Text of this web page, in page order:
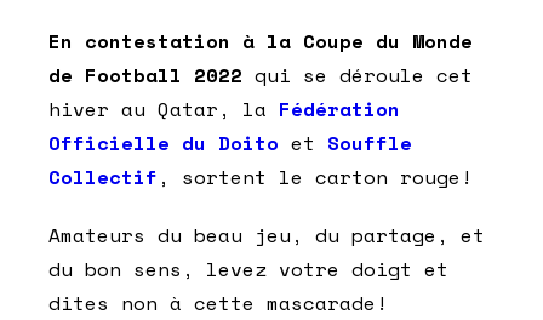
En contestation à la Coupe du Monde
de Football 2022 qui se déroule cet
hiver au Qatar, la Fédération
Officielle du Doito et Souffle
Collectif , sortent le carton rouge!
Amateurs du beau jeu, du partage, et
du bon sens, levez votre doigt et
dites non à cette mascarade!